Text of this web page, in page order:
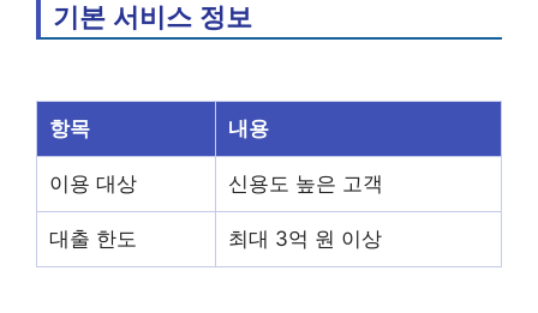
기본 서비스 정보
항목 내용
이용 대상 신용도 높은 고객
대출 한도 최대 3억 원 이상